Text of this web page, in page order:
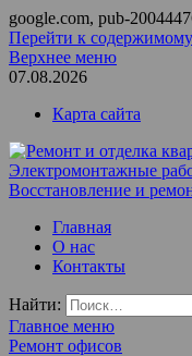
google.com, pub-
Перейти к содержимому
Верхнее меню
07.08.2026
Карта сайта
Ремонт и отделка
Электромонтажные
Восстановление и
ООО Домус — ремонт
вентиляции, монтаж
Главная
О нас
Контакты
Найти:
Главное меню
Ремонт офисов